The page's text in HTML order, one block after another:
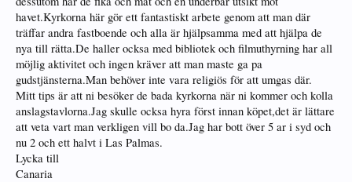
havet.Kyrkorna här gör ett fantastiskt arbete genom att man där
träffar andra fastboende och alla är hjälpsamma med att hjälpa de
nya till rätta.De haller ocksa med bibliotek och filmuthyrning har all
möjlig aktivitet och ingen kräver att man maste ga pa
gudstjänsterna.Man behöver inte vara religiös för att umgas där.
Mitt tips är att ni besöker de bada kyrkorna när ni kommer och kolla
anslagstavlorna.Jag skulle ocksa hyra först innan köpet,det är lättare
att veta vart man verkligen vill bo da.Jag har bott över 5 ar i syd och
nu 2 och ett halvt i Las Palmas.
Lycka till
Canaria